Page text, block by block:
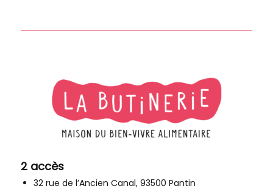
2 accès
32 rue de l’Ancien Canal, 93500 Pantin